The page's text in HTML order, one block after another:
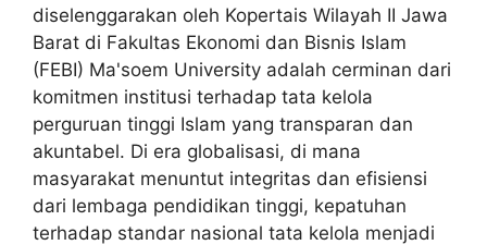
diselenggarakan oleh Kopertais Wilayah II Jawa
Barat di Fakultas Ekonomi dan Bisnis Islam
(FEBI) Ma'soem University adalah cerminan dari
komitmen institusi terhadap tata kelola
perguruan tinggi Islam yang transparan dan
akuntabel. Di era globalisasi, di mana
masyarakat menuntut integritas dan efisiensi
dari lembaga pendidikan tinggi, kepatuhan
terhadap standar nasional tata kelola menjadi